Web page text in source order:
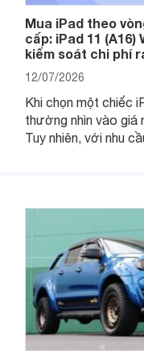
Mua iPad theo
cấp: iPad 11 (A16)
kiểm soát chi phí
12/07/2026
Khi chọn một chiếc
thường nhìn vào
Tuy nhiên, với nhu
không, dùng được